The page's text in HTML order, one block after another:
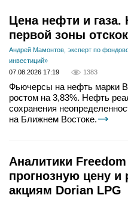
Цена нефти и газа.
первой зоны
Андрей Мамонтов, эксперт по
инвестиций»
07.08.2026 17:19
1383
Фьючерсы на нефть марки
ростом на 3,83%. Нефть
сохранения
на Ближнем Востоке.
Аналитики
прогнозную цену
акциям Dorian LPG